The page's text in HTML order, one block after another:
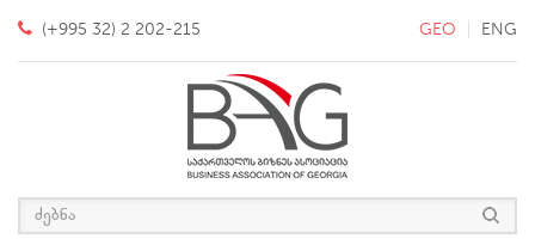
(+995 32) 2 202-215 GEO ENG